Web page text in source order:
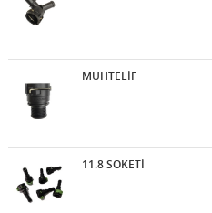
MUHTELİF
11.8 SOKETİ